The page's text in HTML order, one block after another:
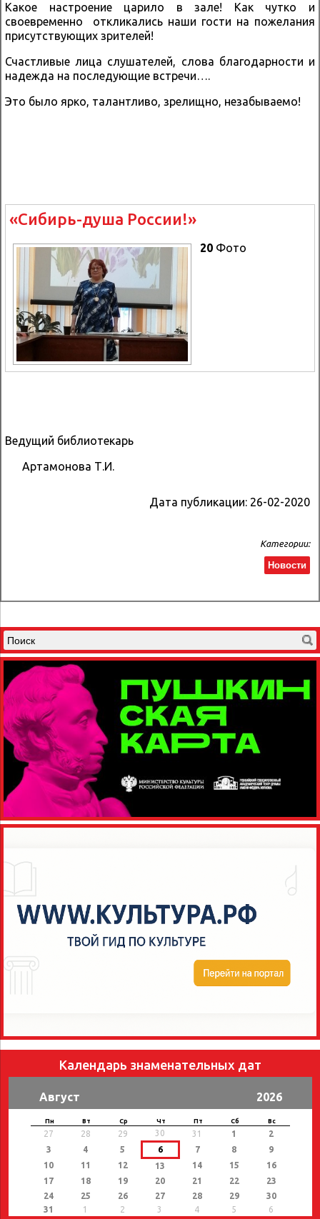
Какое настроение царило в зале! Как чутко и
своевременно откликались наши гости на пожелания
присутствующих зрителей!
Счастливые лица слушателей, слова благодарности и
надежда на последующие встречи….
Это было ярко, талантливо, зрелищно, незабываемо!
«Сибирь-душа России!»
20 Фото
Ведущий библиотекарь
Артамонова Т.И.
Дата публикации: 26-02-2020
Категории:
Новости
Календарь знаменательных дат
Август 2026
Пн Вт Ср Чт Пт Сб Вс
27 28 29 30 31 1
2
3
4 5 6 7 8
9
10
11 12 13 14 15
16
17
18 19 20 21 22
23
24
25 26 27 28 29
30
31
1 2 3 4 5 6